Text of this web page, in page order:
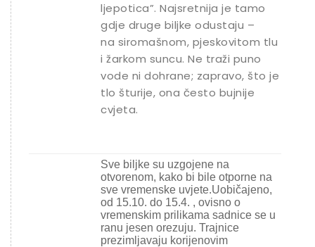
ljepotica”. Najsretnija je tamo
gdje druge biljke odustaju –
na siromašnom, pjeskovitom tlu
i žarkom suncu. Ne traži puno
vode ni dohrane; zapravo, što je
tlo šturije, ona često bujnije
cvjeta.
Sve biljke su uzgojene na
otvorenom, kako bi bile otporne na
sve vremenske uvjete.Uobičajeno,
od 15.10. do 15.4. , ovisno o
vremenskim prilikama sadnice se u
ranu jesen orezuju. Trajnice
prezimljavaju korijenovim